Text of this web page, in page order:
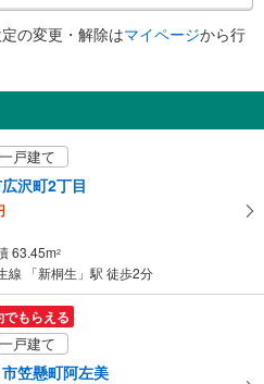
の変更・解除はマイページから行
戸建て
沢町2丁目
63.45m2
線 「新桐生」駅 徒歩2分
でもらえる
戸建て
笠懸町阿左美